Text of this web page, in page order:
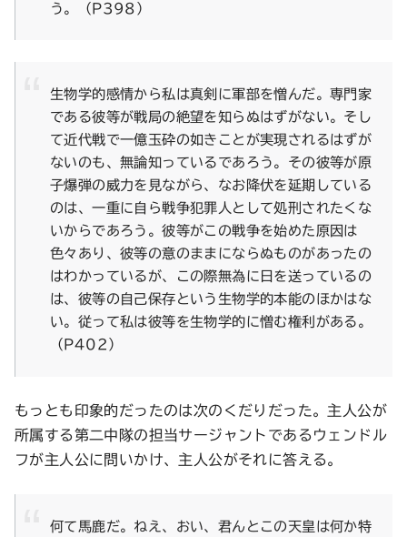
う。（P398）
生物学的感情から私は真剣に軍部を憎んだ。専門家
である彼等が戦局の絶望を知らぬはずがない。そし
て近代戦で一億玉砕の如きことが実現されるはずが
ないのも、無論知っているであろう。その彼等が原
子爆弾の威力を見ながら、なお降伏を延期している
のは、一重に自ら戦争犯罪人として処刑されたくな
いからであろう。彼等がこの戦争を始めた原因は
色々あり、彼等の意のままにならぬものがあったの
はわかっているが、この際無為に日を送っているの
は、彼等の自己保存という生物学的本能のほかはな
い。従って私は彼等を生物学的に憎む権利がある。
（P402）
もっとも印象的だったのは次のくだりだった。主人公が
所属する第二中隊の担当サージャントであるウェンドル
フが主人公に問いかけ、主人公がそれに答える。
何て馬鹿だ。ねえ、おい、君んとこの天皇は何か特